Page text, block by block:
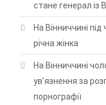
стане генерал із
На Вінниччині
річна жінка
На Вінниччині
ув’язнення за
порнографії